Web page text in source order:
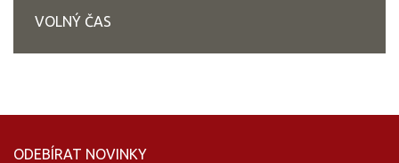
VOLNÝ ČAS
ODEBÍRAT NOVINKY